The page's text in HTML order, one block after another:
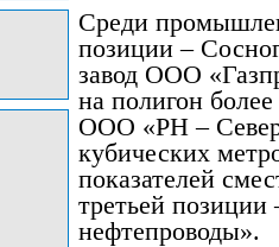
Среди
позиции –
завод ООО
на полигон
ООО «РН –
кубических
показателей
третьей
нефтепроводы».